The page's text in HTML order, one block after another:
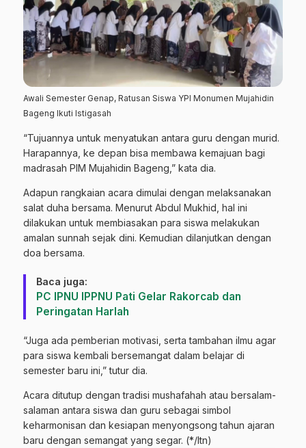
Awali Semester Genap, Ratusan Siswa YPI Monumen Mujahidin
Bageng Ikuti Istigasah
“Tujuannya untuk menyatukan antara guru dengan murid.
Harapannya, ke depan bisa membawa kemajuan bagi
madrasah PIM Mujahidin Bageng,” kata dia.
Adapun rangkaian acara dimulai dengan melaksanakan
salat duha bersama. Menurut Abdul Mukhid, hal ini
dilakukan untuk membiasakan para siswa melakukan
amalan sunnah sejak dini. Kemudian dilanjutkan dengan
doa bersama.
Baca juga:
PC IPNU IPPNU Pati Gelar Rakorcab dan
Peringatan Harlah
“Juga ada pemberian motivasi, serta tambahan ilmu agar
para siswa kembali bersemangat dalam belajar di
semester baru ini,” tutur dia.
Acara ditutup dengan tradisi mushafahah atau bersalam-
salaman antara siswa dan guru sebagai simbol
keharmonisan dan kesiapan menyongsong tahun ajaran
baru dengan semangat yang segar. (*/ltn)